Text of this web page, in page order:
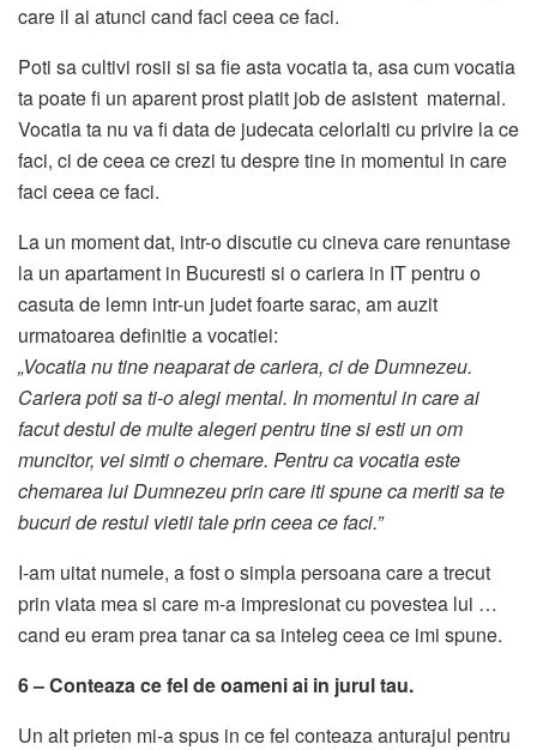
care il ai atunci cand faci ceea ce faci.
Poti sa cultivi rosii si sa fie asta vocatia ta, asa cum vocatia
ta poate fi un aparent prost platit job de asistent maternal.
Vocatia ta nu va fi data de judecata celorlalti cu privire la ce
faci, ci de ceea ce crezi tu despre tine in momentul in care
faci ceea ce faci.
La un moment dat, intr-o discutie cu cineva care renuntase
la un apartament in Bucuresti si o cariera in IT pentru o
casuta de lemn intr-un judet foarte sarac, am auzit
urmatoarea definitie a vocatiei:
„Vocatia nu tine neaparat de cariera, ci de Dumnezeu.
Cariera poti sa ti-o alegi mental. In momentul in care ai
facut destul de multe alegeri pentru tine si esti un om
muncitor, vei simti o chemare. Pentru ca vocatia este
chemarea lui Dumnezeu prin care iti spune ca meriti sa te
bucuri de restul vietii tale prin ceea ce faci.”
I-am uitat numele, a fost o simpla persoana care a trecut
prin viata mea si care m-a impresionat cu povestea lui …
cand eu eram prea tanar ca sa inteleg ceea ce imi spune.
6 – Conteaza ce fel de oameni ai in jurul tau.
Un alt prieten mi-a spus in ce fel conteaza anturajul pentru